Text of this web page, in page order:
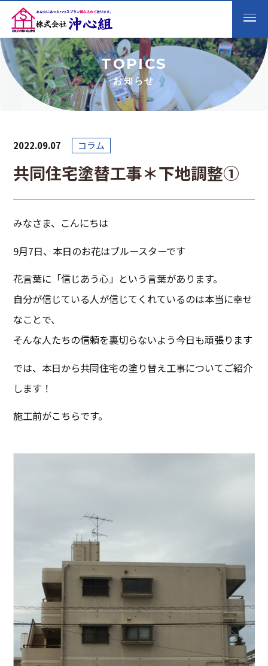
TOPICS
お知らせ
共同住宅塗替工事＊下地調整①
2022.09.07 コラム
みなさま、こんにちは
9月7日、本日のお花はブルースターです
花言葉に「信じあう心」という言葉があります。
自分が信じている人が信じてくれているのは本当に幸せ
なことで、
そんな人たちの信頼を裏切らないよう今日も頑張ります
では、本日から共同住宅の塗り替え工事についてご紹介
します！
施工前がこちらです。